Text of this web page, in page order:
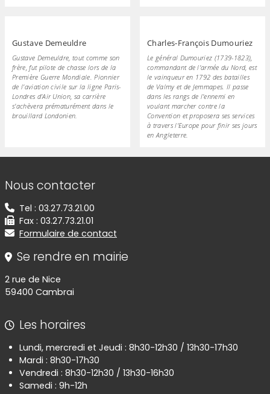
Gustave Demeuldre
Gustave Demeuldre, tout comme son
frère, fut pilote de chasse lors de la
Première Guerre Mondiale. Pionnier
de l'aviation civile sur la ligne Paris-
Londres d'Air Union, sa carrière
s'achèvera prématurément dans le
brouillard Londonien.
Charles-François Dumouriez
Le général Dumouriez (1739-1823),
commandant de l'armée du Nord, est
le vainqueur en 1792 des batailles
de Valmy et de Jemmapes. Il passe
dans les rangs de l'ennemi en
voulant marcher contre la
Convention et proposera ses services
à travers l'Europe pour finir ses jours
en Angleterre.
Informations de contact
Nous contacter
Tel : 03.27.73.21.00
Fax : 03.27.73.21.01
Formulaire de contact
Se rendre en mairie
2 rue de Nice
59400 Cambrai
Les horaires
Lundi, mercredi et Jeudi : 8h30-12h30 / 13h30-17h30
Mardi : 8h30-17h30
Vendredi : 8h30-12h30 / 13h30-16h30
Samedi : 9h-12h